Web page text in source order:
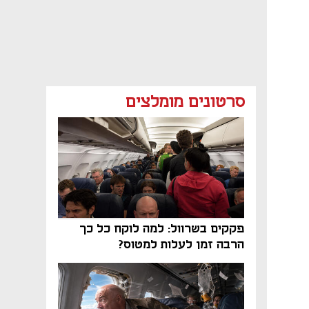
סרטונים מומלצים
פקקים בשרוול: למה לוקח כל כך
הרבה זמן לעלות למטוס?